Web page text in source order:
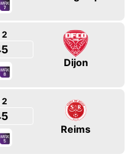
2
Dijon
2
Reims